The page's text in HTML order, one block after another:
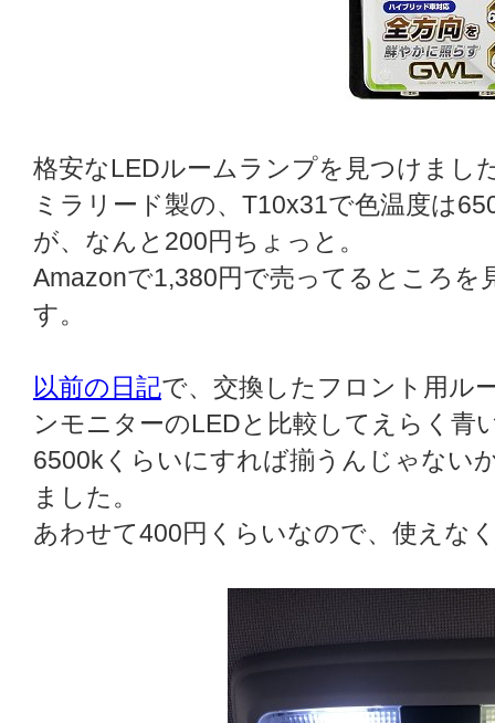
格安なLEDルームランプを見つけまし
ミラリード製の、T10x31で色温度は
が、なんと200円ちょっと。
Amazonで1,380円で売ってるところを
す。
以前の日記で、交換したフロント用ル
ンモニターのLEDと比較してえらく青
6500kくらいにすれば揃うんじゃない
ました。
あわせて400円くらいなので、使えな